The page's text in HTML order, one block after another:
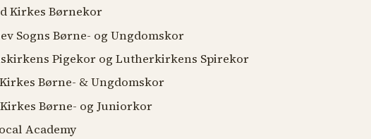
Børnekor
Børne- og Ungdomskor
Pigekor og Lutherkirkens Spirekor
Børne- & Ungdomskor
Børne- og Juniorkor
Vocal Academy